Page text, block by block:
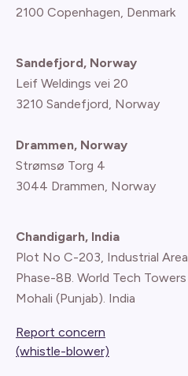
2100 Copenhagen , Denmark
Sandefjord, Norway
Leif Weldings vei 20
3210 Sandefjord, Norway
Drammen, Norway
Strømsø Torg 4
3044 Drammen, Norway
Chandigarh, India
Plot No C-203, Industrial Area.
Phase-8B. World Tech Towers
Mohali (Punjab). India
Report concern
(whistle-blower)